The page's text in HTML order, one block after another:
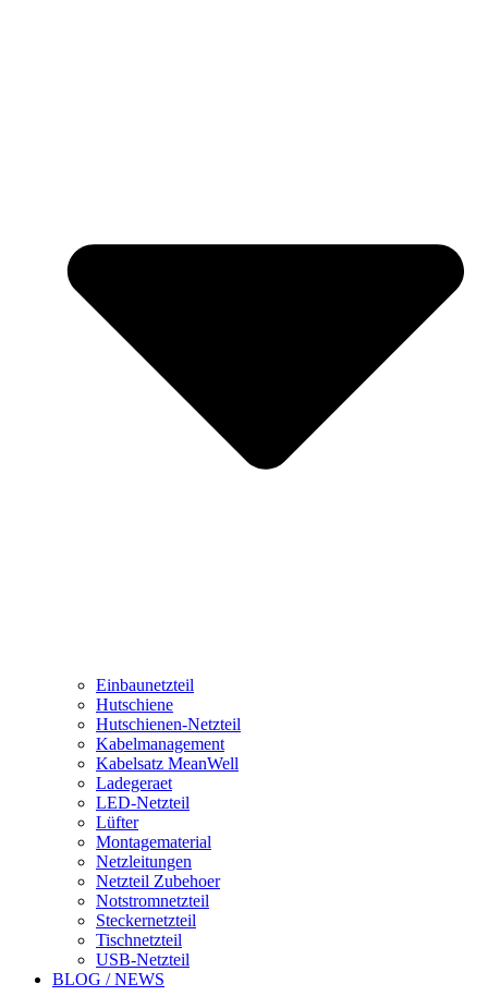
Einbaunetzteil
Hutschiene
Hutschienen-Netzteil
Kabelmanagement
Kabelsatz MeanWell
Ladegeraet
LED-Netzteil
Lüfter
Montagematerial
Netzleitungen
Netzteil Zubehoer
Notstromnetzteil
Steckernetzteil
Tischnetzteil
USB-Netzteil
BLOG / NEWS